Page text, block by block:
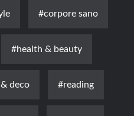
#corpore sano
#health & beauty
deco #reading